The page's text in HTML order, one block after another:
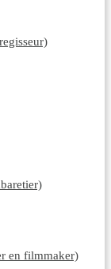
en filmmaker)